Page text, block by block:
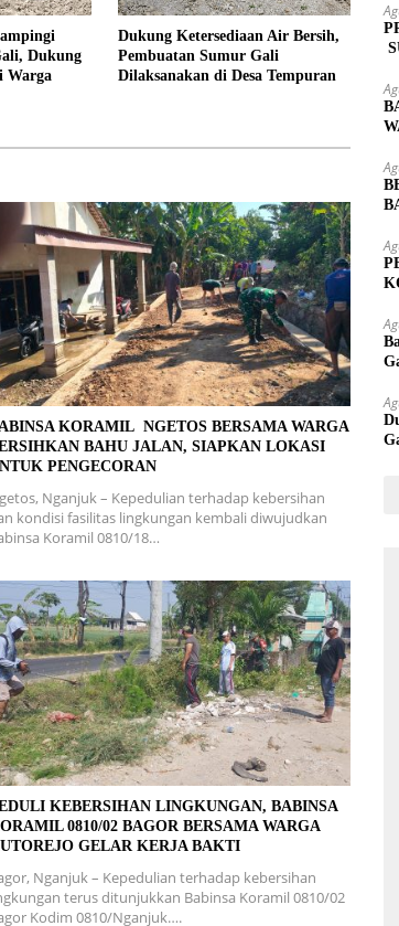
Dukung
Warga
Dukung Ketersediaan Air Bersih,
Pembuatan Sumur Gali
Dilaksanakan di Desa Tempuran
KORAMIL NGETOS BERSAMA WARGA
BAHU JALAN, SIAPKAN LOKASI
PENGECORAN
Nganjuk – Kepedulian terhadap kebersihan
kondisi fasilitas lingkungan kembali diwujudkan
Koramil 0810/18…
KEBERSIHAN LINGKUNGAN, BABINSA
0810/02 BAGOR BERSAMA WARGA
GELAR KERJA BAKTI
Nganjuk – Kepedulian terhadap kebersihan
terus ditunjukkan Babinsa Koramil 0810/02
Kodim 0810/Nganjuk….